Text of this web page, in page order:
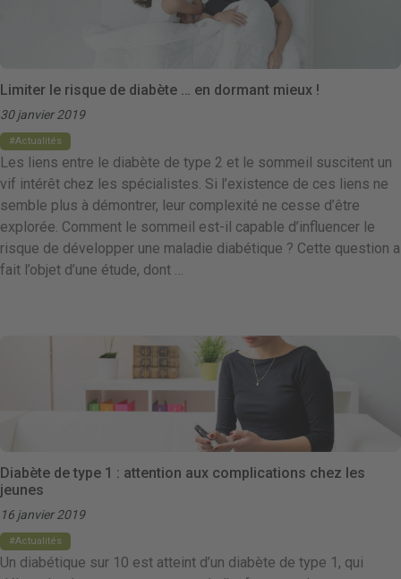
Limiter le risque de diabète … en dormant mieux !
30 janvier 2019
Actualités
Les liens entre le diabète de type 2 et le sommeil suscitent un
vif intérêt chez les spécialistes. Si l’existence de ces liens ne
semble plus à démontrer, leur complexité ne cesse d’être
explorée. Comment le sommeil est-il capable d’influencer le
risque de développer une maladie diabétique ? Cette question a
fait l’objet d’une étude, dont …
Diabète de type 1 : attention aux complications chez les
jeunes
16 janvier 2019
Actualités
Un diabétique sur 10 est atteint d’un diabète de type 1, qui